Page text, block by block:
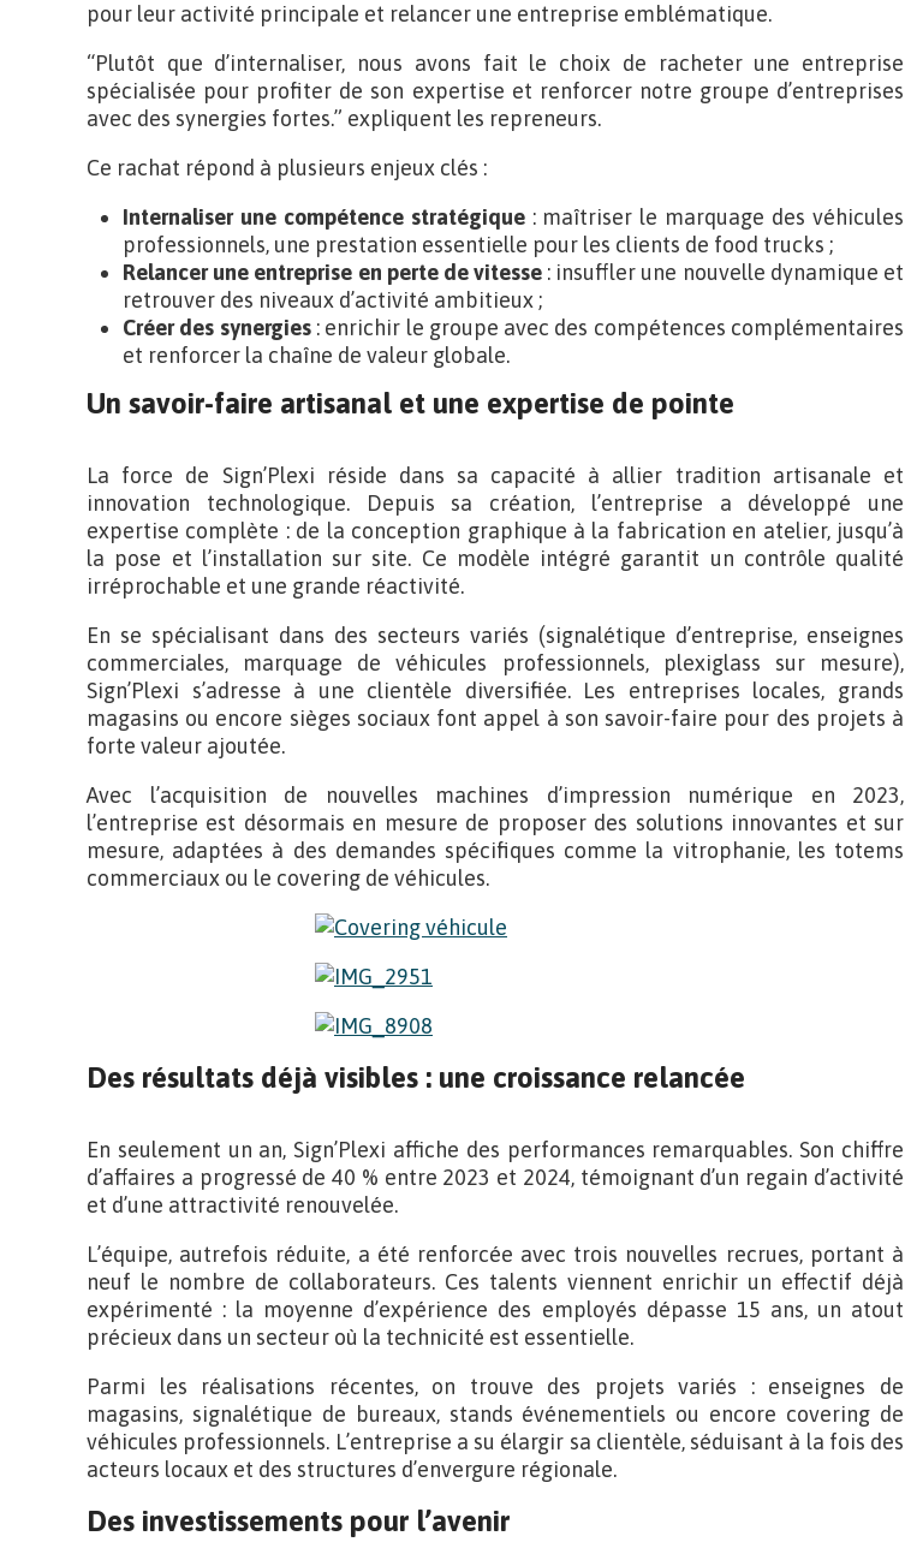
pour leur activité principale et relancer une entreprise emblématique.
“Plutôt que d’internaliser, nous avons fait le choix de racheter une entreprise
spécialisée pour profiter de son expertise et renforcer notre groupe d’entreprises
avec des synergies fortes.” expliquent les repreneurs.
Ce rachat répond à plusieurs enjeux clés :
Internaliser une compétence stratégique: maîtriser le marquage des véhicules
professionnels, une prestation essentielle pour les clients de food trucks ;
Relancer une entreprise en perte de vitesse : insuffler une nouvelle dynamique et
retrouver des niveaux d’activité ambitieux ;
Créer des synergies: enrichir le groupe avec des compétences complémentaires
et renforcer la chaîne de valeur globale.
Un savoir-faire artisanal et une expertise de pointe
La force de Sign’Plexi réside dans sa capacité à allier tradition artisanale et
innovation technologique. Depuis sa création, l’entreprise a développé une
expertise complète : de la conception graphique à la fabrication en atelier, jusqu’à
la pose et l’installation sur site. Ce modèle intégré garantit un contrôle qualité
irréprochable et une grande réactivité.
En se spécialisant dans des secteurs variés (signalétique d’entreprise, enseignes
commerciales, marquage de véhicules professionnels, plexiglass sur mesure),
Sign’Plexi s’adresse à une clientèle diversifiée. Les entreprises locales, grands
magasins ou encore sièges sociaux font appel à son savoir-faire pour des projets à
forte valeur ajoutée.
Avec l’acquisition de nouvelles machines d’impression numérique en 2023,
l’entreprise est désormais en mesure de proposer des solutions innovantes et sur
mesure, adaptées à des demandes spécifiques comme la vitrophanie, les totems
commerciaux ou le covering de véhicules.
Des résultats déjà visibles : une croissance relancée
En seulement un an, Sign’Plexi affiche des performances remarquables. Son chiffre
d’affaires a progressé de 40 % entre 2023 et 2024, témoignant d’un regain d’activité
et d’une attractivité renouvelée.
L’équipe, autrefois réduite, a été renforcée avec trois nouvelles recrues, portant à
neuf le nombre de collaborateurs. Ces talents viennent enrichir un effectif déjà
expérimenté : la moyenne d’expérience des employés dépasse 15 ans, un atout
précieux dans un secteur où la technicité est essentielle.
Parmi les réalisations récentes, on trouve des projets variés : enseignes de
magasins, signalétique de bureaux, stands événementiels ou encore covering de
véhicules professionnels. L’entreprise a su élargir sa clientèle, séduisant à la fois des
acteurs locaux et des structures d’envergure régionale.
Des investissements pour l’avenir